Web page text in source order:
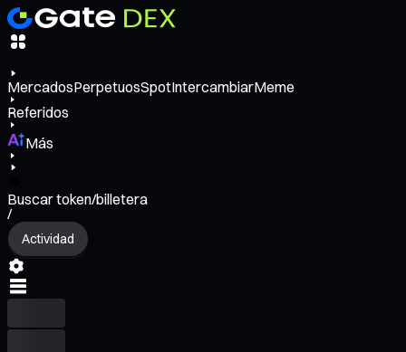
MercadosPerpetuosSpotIntercambiarMeme
Referidos
Más
Buscar token/billetera
/
Actividad